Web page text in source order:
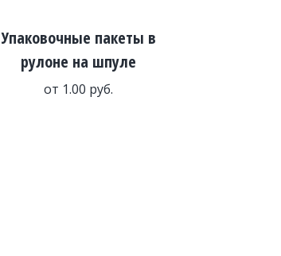
Упаковочные пакеты в
рулоне на шпуле
от 1.00 руб.